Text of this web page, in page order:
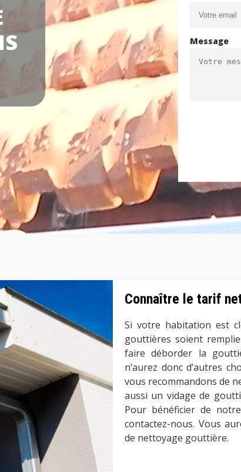
Message
Connaître le tarif
Si votre habitation est
gouttières soient
faire déborder la
n’aurez donc d’autres
vous recommandons de
aussi un vidage de
Pour bénéficier de
contactez-nous. Vous
de nettoyage gouttière.